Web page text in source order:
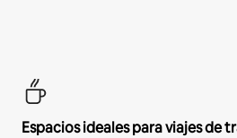
Espacios ideales para viajes de